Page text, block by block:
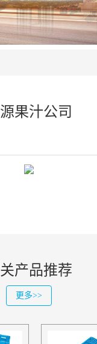
果汁公司
产品推荐
更多>>